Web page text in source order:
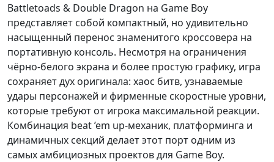
Battletoads & Double Dragon на Game Boy
представляет собой компактный, но удивительно
насыщенный перенос знаменитого кроссовера на
портативную консоль. Несмотря на ограничения
чёрно-белого экрана и более простую графику, игра
сохраняет дух оригинала: хаос битв, узнаваемые
удары персонажей и фирменные скоростные уровни,
которые требуют от игрока максимальной реакции.
Комбинация beat ’em up-механик, платформинга и
динамичных секций делает этот порт одним из
самых амбициозных проектов для Game Boy.